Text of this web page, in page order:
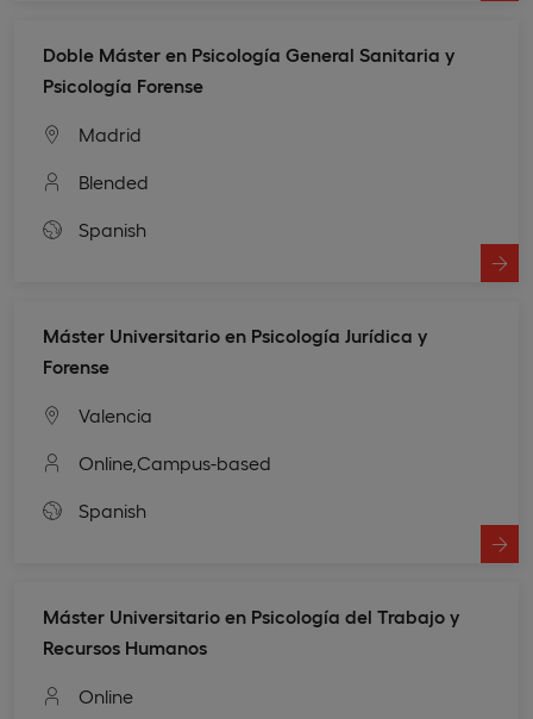
Doble Máster en Psicología General Sanitaria y
Psicología Forense
Madrid
Blended
Spanish
Máster Universitario en Psicología Jurídica y
Forense
Valencia
Online, Campus-based
Spanish
Máster Universitario en Psicología del Trabajo y
Recursos Humanos
Online